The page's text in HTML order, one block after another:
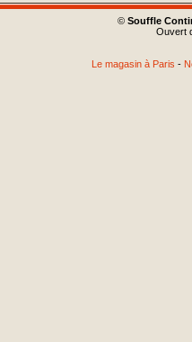
© Souffle
Ouvert
Le magasin à Paris -